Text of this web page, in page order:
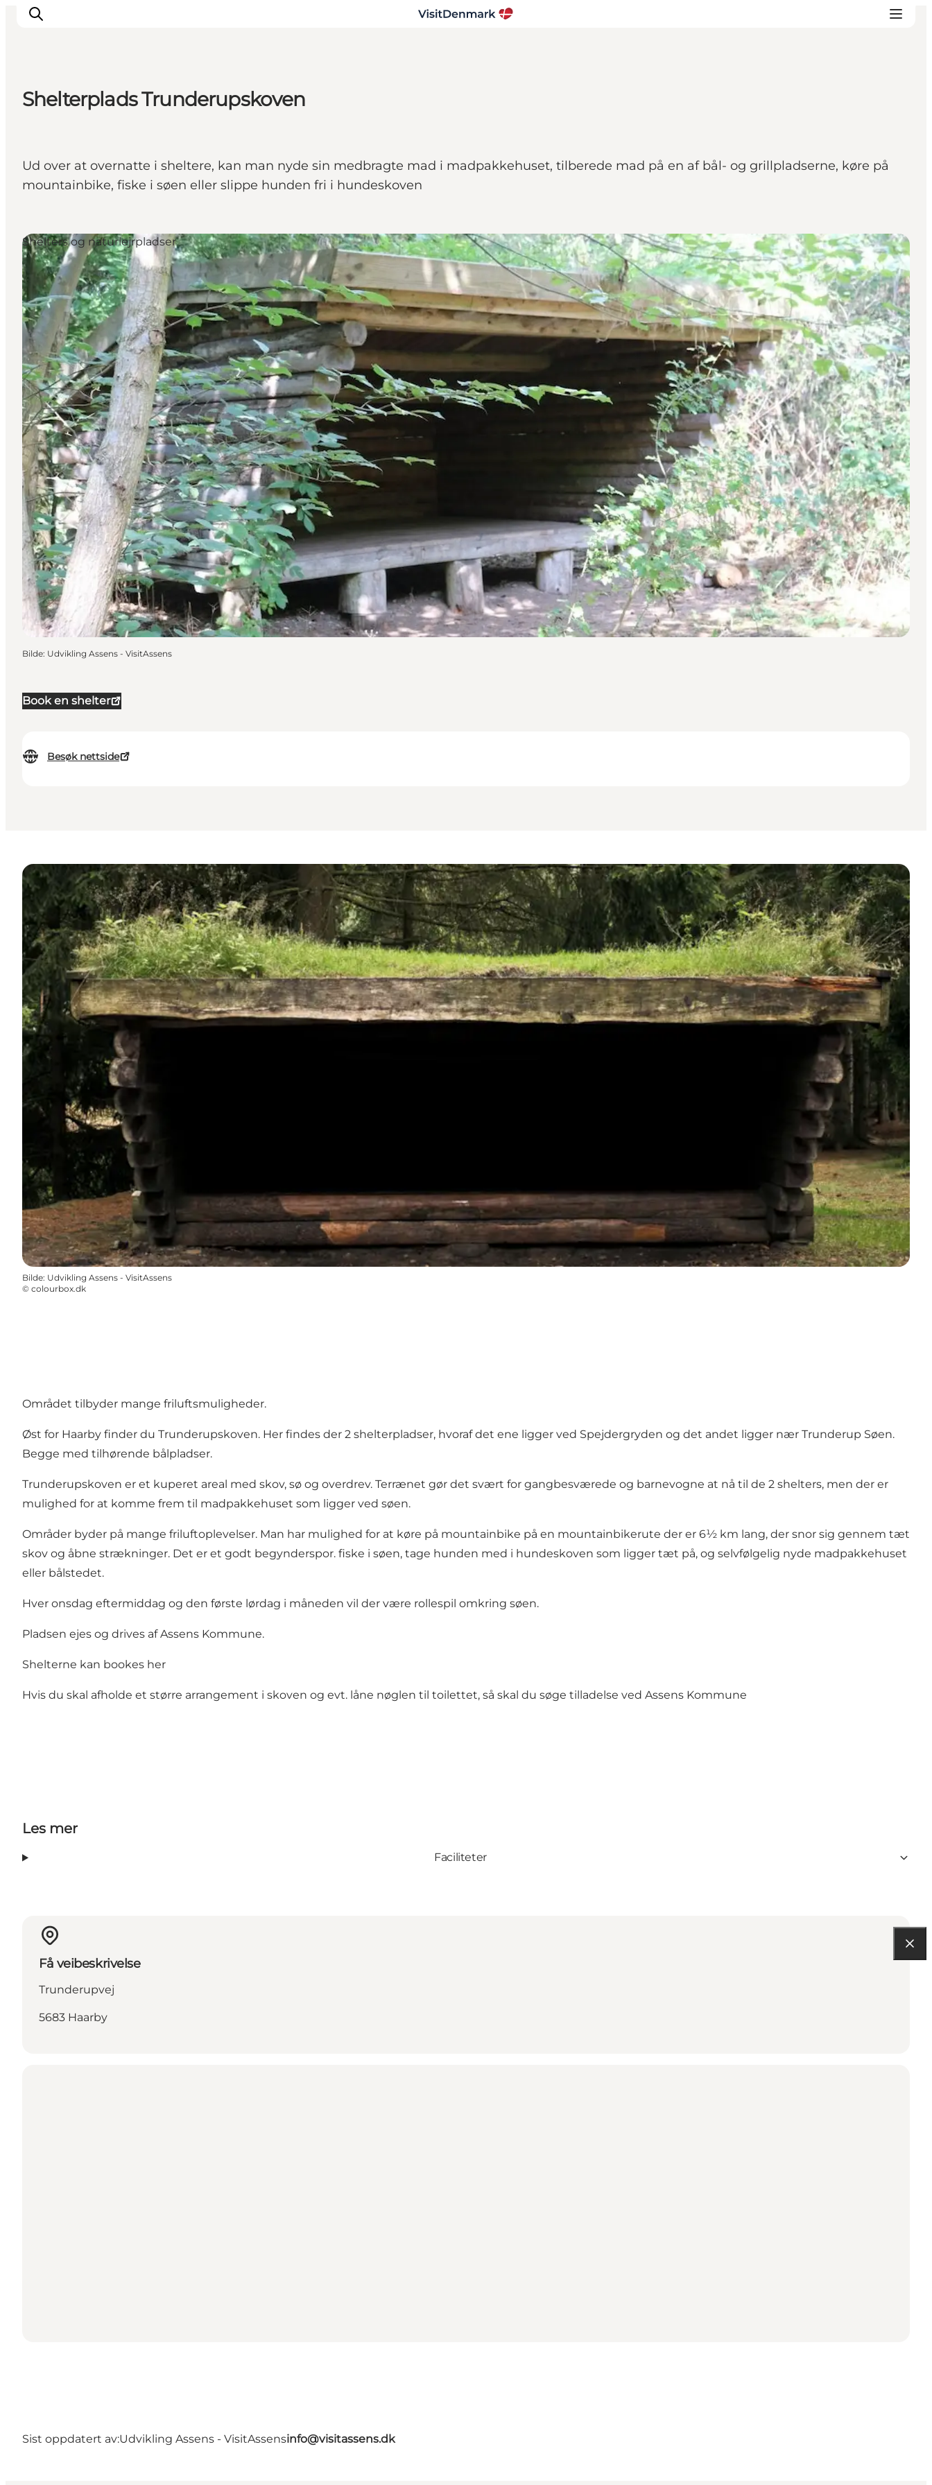
Aktiviteter
Overnatting
Planlegg reisen
Shelterplads Trunderupskoven
Ud over at overnatte i sheltere, kan man nyde sin medbragte mad i madpakkehuset, tilberede mad på en af bål- og grillpladserne, køre på
mountainbike, fiske i søen eller slippe hunden fri i hundeskoven
Book en shelter
Besøk nettside
Shelters og naturlejrpladser
Bilde: Udvikling Assens - VisitAssens
Bilde: Udvikling Assens - VisitAssens
© colourbox.dk
Området tilbyder mange friluftsmuligheder.
Øst for Haarby finder du Trunderupskoven. Her findes der 2 shelterpladser, hvoraf det ene ligger ved Spejdergryden og det andet ligger nær Trunderup Søen.
Begge med tilhørende bålpladser.
Trunderupskoven er et kuperet areal med skov, sø og overdrev. Terrænet gør det svært for gangbesværede og barnevogne at nå til de 2 shelters, men der er
mulighed for at komme frem til madpakkehuset som ligger ved søen.
Områder byder på mange friluftoplevelser. Man har mulighed for at køre på mountainbike på en mountainbikerute der er 6½ km lang, der snor sig gennem tæt
skov og åbne strækninger. Det er et godt begynderspor. fiske i søen, tage hunden med i hundeskoven som ligger tæt på, og selvfølgelig nyde madpakkehuset
eller bålstedet.
Hver onsdag eftermiddag og den første lørdag i måneden vil der være rollespil omkring søen.
Pladsen ejes og drives af Assens Kommune.
Shelterne kan bookes her
Hvis du skal afholde et større arrangement i skoven og evt. låne nøglen til toilettet, så skal du søge tilladelse ved Assens Kommune
Les mer
Faciliteter
Få veibeskrivelse
Trunderupvej
5683 Haarby
Sist oppdatert av:Udvikling Assens - VisitAssensinfo@visitassens.dk